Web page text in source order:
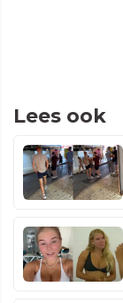
Lees ook